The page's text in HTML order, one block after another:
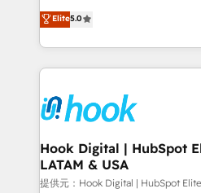
HubSpot partners 🔄 Top 5%
retention 📅 8+ years of
move beyond spreadsheets
that drive real business results.
achieve real growth. We
tailored solutions that drive
HubSpot’s platform and data
Technical Solutions: - HubSpot Technical Consulting -
Onboarding - Data Migration & Integrations -
Technical Audit & Optimization Strategic Solutions: -
Revenue Operations -
Outbound Marketing -
Design & Development We empower our clients to
Elite5.0
Hook Digital | HubSpot
LATAM & USA
提供元：Hook Digital | HubSpot